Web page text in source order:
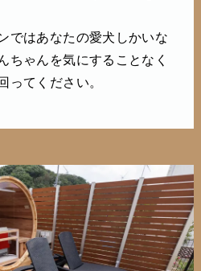
ではあなたの愛犬しかいな
ちゃんを気にすることなく
ってください。